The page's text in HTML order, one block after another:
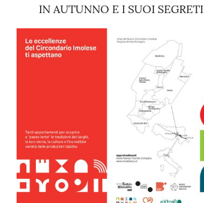
IN AUTUNNO E I SUOI SEGRETI